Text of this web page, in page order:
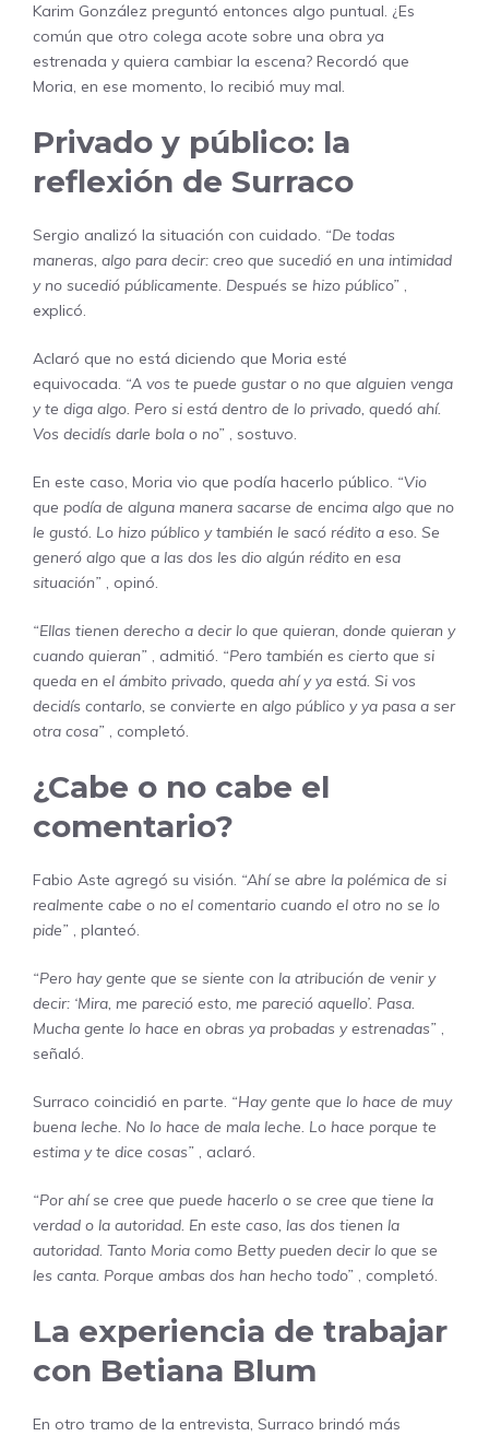
Karim González preguntó entonces algo puntual. ¿Es
común que otro colega acote sobre una obra ya
estrenada y quiera cambiar la escena? Recordó que
Moria, en ese momento, lo recibió muy mal.
Privado y público: la
reflexión de Surraco
Sergio analizó la situación con cuidado. “De todas
maneras, algo para decir: creo que sucedió en una intimidad
y no sucedió públicamente. Después se hizo público” ,
explicó.
Aclaró que no está diciendo que Moria esté
equivocada. “A vos te puede gustar o no que alguien venga
y te diga algo. Pero si está dentro de lo privado, quedó ahí.
Vos decidís darle bola o no” , sostuvo.
En este caso, Moria vio que podía hacerlo público. “Vio
que podía de alguna manera sacarse de encima algo que no
le gustó. Lo hizo público y también le sacó rédito a eso. Se
generó algo que a las dos les dio algún rédito en esa
situación” , opinó.
“Ellas tienen derecho a decir lo que quieran, donde quieran y
cuando quieran” , admitió. “Pero también es cierto que si
queda en el ámbito privado, queda ahí y ya está. Si vos
decidís contarlo, se convierte en algo público y ya pasa a ser
otra cosa” , completó.
¿Cabe o no cabe el
comentario?
Fabio Aste agregó su visión. “Ahí se abre la polémica de si
realmente cabe o no el comentario cuando el otro no se lo
pide” , planteó.
“Pero hay gente que se siente con la atribución de venir y
decir: ‘Mira, me pareció esto, me pareció aquello’. Pasa.
Mucha gente lo hace en obras ya probadas y estrenadas” ,
señaló.
Surraco coincidió en parte. “Hay gente que lo hace de muy
buena leche. No lo hace de mala leche. Lo hace porque te
estima y te dice cosas” , aclaró.
“Por ahí se cree que puede hacerlo o se cree que tiene la
verdad o la autoridad. En este caso, las dos tienen la
autoridad. Tanto Moria como Betty pueden decir lo que se
les canta. Porque ambas dos han hecho todo” , completó.
La experiencia de trabajar
con Betiana Blum
En otro tramo de la entrevista, Surraco brindó más